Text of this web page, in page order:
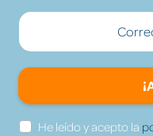
He leído y acepto la